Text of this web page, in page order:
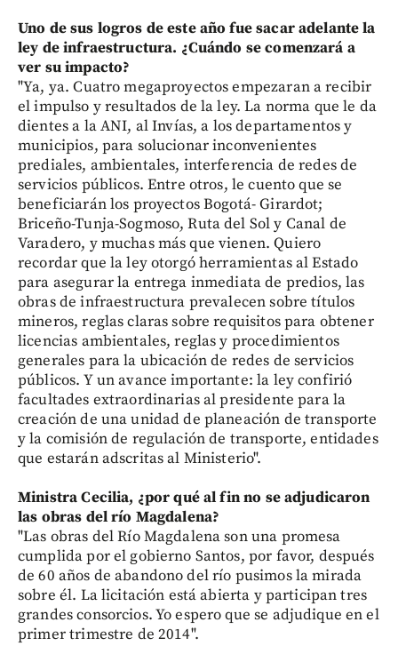
Uno de sus logros de este año fue sacar adelante la
ley de infraestructura. ¿Cuándo se comenzará a
ver su impacto?
"Ya, ya. Cuatro megaproyectos empezaran a recibir
el impulso y resultados de la ley. La norma que le da
dientes a la ANI, al Invías, a los departamentos y
municipios, para solucionar inconvenientes
prediales, ambientales, interferencia de redes de
servicios públicos. Entre otros, le cuento que se
beneficiarán los proyectos Bogotá- Girardot;
Briceño-Tunja-Sogmoso, Ruta del Sol y Canal de
Varadero, y muchas más que vienen. Quiero
recordar que la ley otorgó herramientas al Estado
para asegurar la entrega inmediata de predios, las
obras de infraestructura prevalecen sobre títulos
mineros, reglas claras sobre requisitos para obtener
licencias ambientales, reglas y procedimientos
generales para la ubicación de redes de servicios
públicos. Y un avance importante: la ley confirió
facultades extraordinarias al presidente para la
creación de una unidad de planeación de transporte
y la comisión de regulación de transporte, entidades
que estarán adscritas al Ministerio".
Ministra Cecilia, ¿por qué al fin no se adjudicaron
las obras del río Magdalena?
"Las obras del Río Magdalena son una promesa
cumplida por el gobierno Santos, por favor, después
de 60 años de abandono del río pusimos la mirada
sobre él. La licitación está abierta y participan tres
grandes consorcios. Yo espero que se adjudique en el
primer trimestre de 2014".